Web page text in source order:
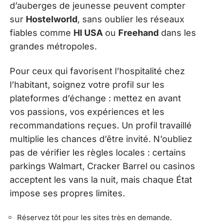
d’auberges de jeunesse peuvent compter
sur Hostelworld, sans oublier les réseaux
fiables comme HI USA ou Freehand dans les
grandes métropoles.
Pour ceux qui favorisent l’hospitalité chez
l’habitant, soignez votre profil sur les
plateformes d’échange : mettez en avant
vos passions, vos expériences et les
recommandations reçues. Un profil travaillé
multiplie les chances d’être invité. N’oubliez
pas de vérifier les règles locales : certains
parkings Walmart, Cracker Barrel ou casinos
acceptent les vans la nuit, mais chaque État
impose ses propres limites.
Réservez tôt pour les sites très en demande.